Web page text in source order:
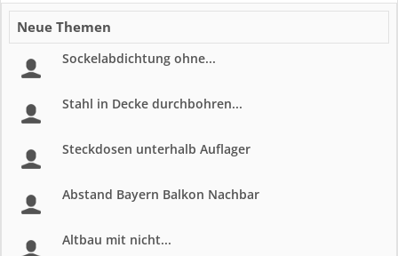
Neue Themen
Sockelabdichtung ohne...
Stahl in Decke durchbohren...
Steckdosen unterhalb Auflager
Abstand Bayern Balkon Nachbar
Altbau mit nicht...